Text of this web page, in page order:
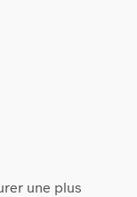
une plus